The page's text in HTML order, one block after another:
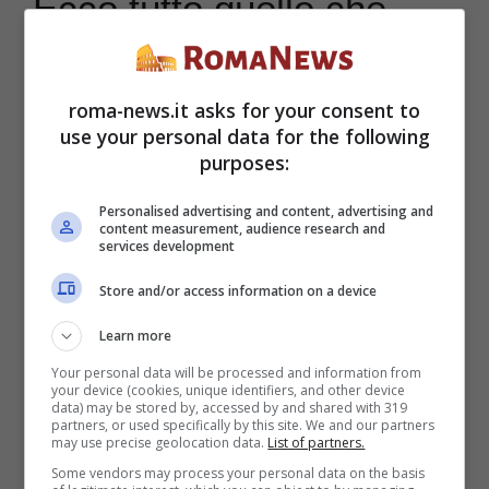
devi sapere
L’abbonamento in palestra è nient’altro
che un contratto come tutti gli altri:
momento in cui lo si firma, si accettano
tutta una serie di clausole e ci si assume
una serie di doveri, a fronte di specifici
diritti assicurati dalla palestra stessa.
Il costo dell’abbonamento, le modalità di
pagamento e i diritti di rimborso e di
roma-news.it asks for your consent to
use your personal data for the following
purposes:
Personalised advertising and content, advertising and
content measurement, audience research and
services development
Store and/or access information on a device
Learn more
Your personal data will be processed and information from
your device (cookies, unique identifiers, and other device
data) may be stored by, accessed by and shared with 319
partners, or used specifically by this site. We and our partners
may use precise geolocation data. List of partners.
Some vendors may process your personal data on the basis